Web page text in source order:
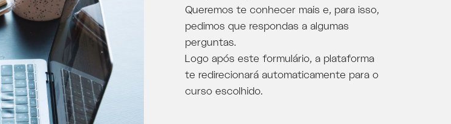
Queremos te conhecer mais e, para isso,
pedimos que respondas a algumas
perguntas.
Logo após este formulário, a plataforma
te redirecionará automaticamente para o
curso escolhido.